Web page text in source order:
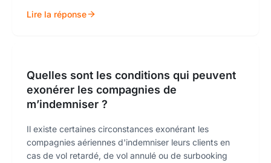
Lire la réponse
Quelles sont les conditions qui peuvent
exonérer les compagnies de
m’indemniser ?
Il existe certaines circonstances exonérant les
compagnies aériennes d'indemniser leurs clients en
cas de vol retardé, de vol annulé ou de surbooking